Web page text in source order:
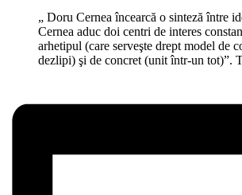
„ Doru Cernea încearcă o sinteză între
Cernea aduc doi centri de interes
arhetipul (care serveşte drept model de
dezlipi) şi de concret (unit într-un tot)”.